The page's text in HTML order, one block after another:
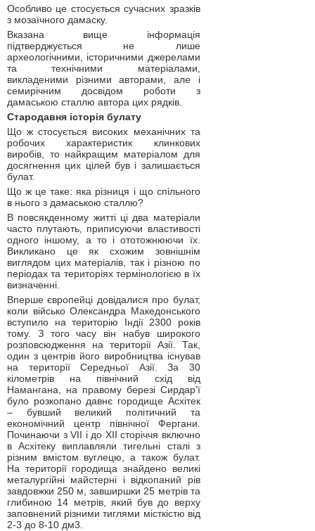
Особливо це стосується сучасних зразків
з мозаїчного дамаску.
Вказана вище інформація
підтверджується не лише
археологічними, історичними джерелами
та технічними матеріалами,
викладеними різними авторами, але і
семирічним досвідом роботи з
дамаською сталлю автора цих рядків.
Стародавня історія булату
Що ж стосується високих механічних та
робочих характеристик клинкових
виробів, то найкращим матеріалом для
досягнення цих цілей був і залишається
булат.
Що ж це таке: яка різниця і що спільного
в нього з дамаською сталлю?
В повсякденному житті ці два матеріали
часто плутають, приписуючи властивості
одного іншому, а то і ототожнюючи їх.
Викликано це як схожим зовнішнім
виглядом цих матеріалів, так і різною по
періодах та територіях термінологією в їх
визначенні.
Вперше європейці довідалися про булат,
коли військо Олександра Македонського
вступило на територію Індії 2300 років
тому. З того часу він набув широкого
розповсюдження на території Азії. Так,
один з центрів його виробництва існував
на території Середньої Азії. За 30
кілометрів на північний схід від
Намангана, на правому березі Сирдар’ї
було розкопано давнє городище Асхітек
– бувший великий політичний та
економічний центр північної Фергани.
Починаючи з VII і до ХІІ сторіччя включно
в Асхітеку виплавляли тигельні сталі з
різним вмістом вуглецю, а також булат.
На території городища знайдено великі
металургійні майстерні і відкопаний рів
завдовжки 250 м, завширшки 25 метрів та
глибиною 14 метрів, який був до верху
заповнений різними тиглями місткістю від
2-3 до 8-10 дм3.